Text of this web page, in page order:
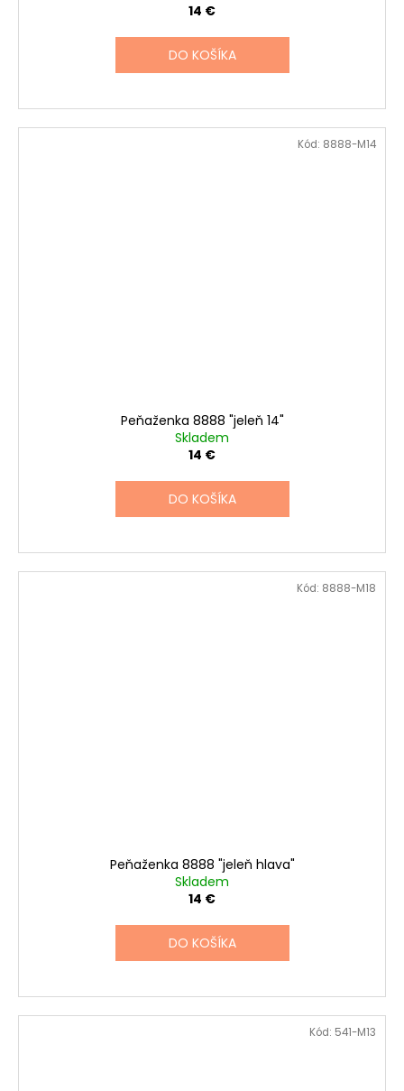
14 €
DO KOŠÍKA
Peňaženka 8888 "jeleň 14"
Skladem
14 €
DO KOŠÍKA
Kód: 8888-M14
Peňaženka 8888 "jeleň hlava"
Skladem
14 €
DO KOŠÍKA
Kód: 8888-M18
Kód: 541-M13